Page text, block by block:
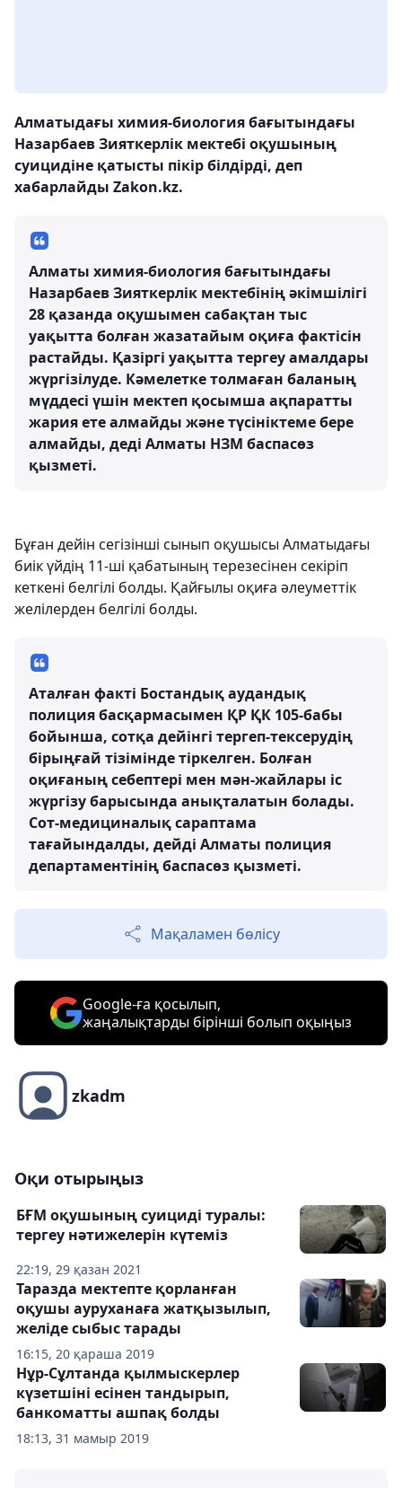
Алматыдағы химия-биология бағытындағы
Назарбаев Зияткерлік мектебі оқушының
суицидіне қатысты пікір білдірді, деп
хабарлайды Zakon.kz.
Алматы химия-биология бағытындағы
Назарбаев Зияткерлік мектебінің әкімшілігі
28 қазанда оқушымен сабақтан тыс
уақытта болған жазатайым оқиға фактісін
растайды. Қазіргі уақытта тергеу амалдары
жүргізілуде. Кәмелетке толмаған баланың
мүддесі үшін мектеп қосымша ақпаратты
жария ете алмайды және түсініктеме бере
алмайды, деді Алматы НЗМ баспасөз
қызметі.
Бұған дейін сегізінші сынып оқушысы Алматыдағы
биік үйдің 11-ші қабатының терезесінен секіріп
кеткені белгілі болды. Қайғылы оқиға әлеуметтік
желілерден белгілі болды.
Аталған факті Бостандық аудандық
полиция басқармасымен ҚР ҚК 105-бабы
бойынша, сотқа дейінгі тергеп-тексерудің
бірыңғай тізімінде тіркелген. Болған
оқиғаның себептері мен мән-жайлары іс
жүргізу барысында анықталатын болады.
Сот-медициналық сараптама
тағайындалды, дейді Алматы полиция
департаментінің баспасөз қызметі.
Мақаламен бөлісу
Google-ға қосылып,
жаңалықтарды бірінші болып оқыңыз
zkadm
Оқи отырыңыз
22:19, 29 қазан 2021
БҒМ оқушының суициді туралы:
тергеу нәтижелерін күтеміз
16:15, 20 қараша 2019
Таразда мектепте қорланған
оқушы ауруханаға жатқызылып,
желіде сыбыс тарады
18:13, 31 мамыр 2019
Нұр-Сұлтанда қылмыскерлер
күзетшіні есінен тандырып,
банкоматты ашпақ болды